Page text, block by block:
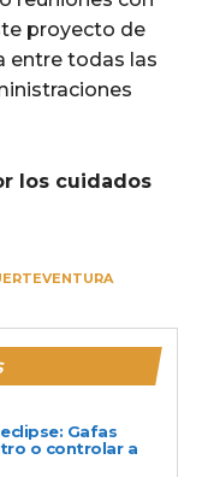
proyecto de
entre todas las
los cuidados
Gafas
o controlar a